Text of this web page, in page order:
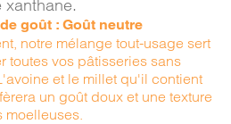
xanthane.
goût : Goût neutre
notre mélange tout-usage sert
toutes vos pâtisseries sans
et le millet qu'il contient
un goût doux et une texture
moelleuses.